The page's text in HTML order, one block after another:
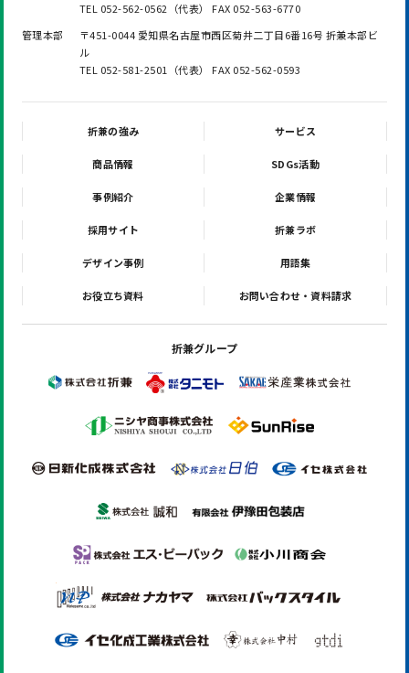
TEL 052-562-0562（代表） FAX 052-563-6770
管理本部
〒451-0044 愛知県名古屋市西区菊井二丁目6番16号 折兼本部ビ
ル
TEL 052-581-2501（代表） FAX 052-562-0593
折兼の強み サービス
商品情報 SDGs活動
事例紹介 企業情報
採用サイト 折兼ラボ
デザイン事例 用語集
お役立ち資料 お問い合わせ・資料請求
折兼グループ